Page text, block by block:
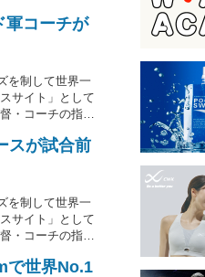
編集部・山野邊
コーチが
を制して世界一
サイト」として
・コーチの指導
手はMLB公式
年連続で2桁
も活躍できる理
スが試合前
を制して世界一
サイト」として
・コーチの指導
にドジャースナ
で世界No.1